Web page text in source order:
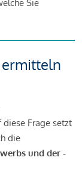
Sie
Frage setzt
die
und der -